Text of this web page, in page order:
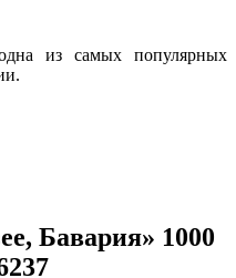
из самых популярных
Бавария» 1000